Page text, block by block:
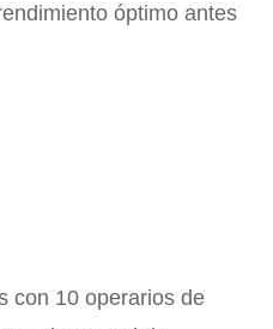
óptimo antes
con 10 operarios de